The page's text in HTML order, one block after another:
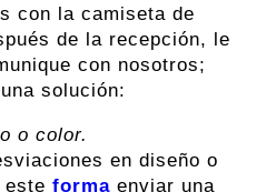
con la camiseta de
de la recepción, le
con nosotros;
solución:
o color.
en diseño o
este forma enviar una